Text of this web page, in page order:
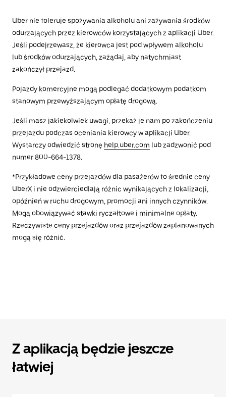
Uber nie toleruje spożywania alkoholu ani zażywania środków
odurzających przez kierowców korzystających z aplikacji Uber.
Jeśli podejrzewasz, że kierowca jest pod wpływem alkoholu
lub środków odurzających, zażądaj, aby natychmiast
zakończył przejazd.
Pojazdy komercyjne mogą podlegać dodatkowym podatkom
stanowym przewyższającym opłatę drogową.
Jeśli masz jakiekolwiek uwagi, przekaż je nam po zakończeniu
przejazdu podczas oceniania kierowcy w aplikacji Uber.
Wystarczy odwiedzić stronę help.uber.com lub zadzwonić pod
numer 800-664-1378.
*Przykładowe ceny przejazdów dla pasażerów to średnie ceny
UberX i nie odzwierciedlają różnic wynikających z lokalizacji,
opóźnień w ruchu drogowym, promocji ani innych czynników.
Mogą obowiązywać stawki ryczałtowe i minimalne opłaty.
Rzeczywiste ceny przejazdów oraz przejazdów zaplanowanych
mogą się różnić.
Z aplikacją będzie jeszcze
łatwiej